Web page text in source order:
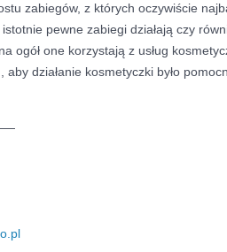
zabiegów, z których oczywiście
istotnie pewne zabiegi działają czy
ogół one korzystają z usług
aby działanie kosmetyczki było